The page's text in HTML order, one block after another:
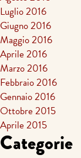
Luglio 2016
Giugno 2016
Maggio 2016
Aprile 2016
Marzo 2016
Febbraio 2016
Gennaio 2016
Ottobre 2015
Aprile 2015
Categorie